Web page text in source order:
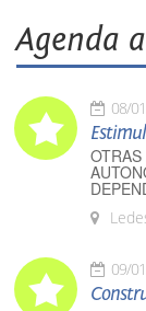
Agenda
08/
09/